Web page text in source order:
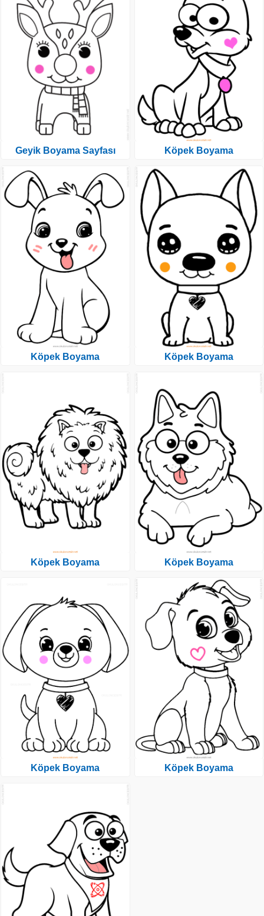
Geyik Boyama Sayfası
Köpek Boyama
Köpek Boyama
Köpek Boyama
Köpek Boyama
Köpek Boyama
Köpek Boyama
Köpek Boyama